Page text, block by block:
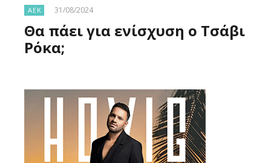
ΑΕΚ 31/08/2024
Θα πάει για ενίσχυση ο Τσάβι
Ρόκα;